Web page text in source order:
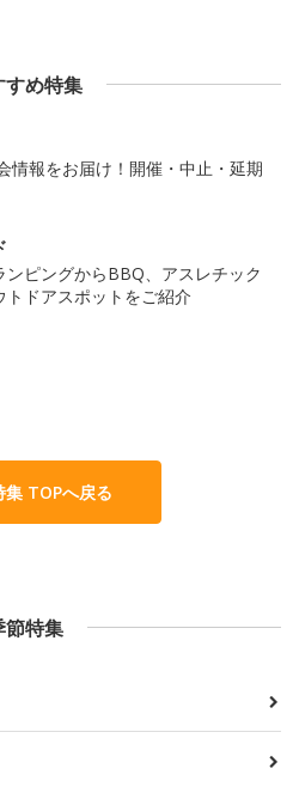
すめ特集
情報をお届け！開催・中止・延期
ンピングからBBQ、アスレチック
トドアスポットをご紹介
集 TOPへ戻る
節特集